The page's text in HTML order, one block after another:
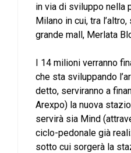
in via di sviluppo nella
Milano in cui, tra
grande mall, Merlata
I 14 milioni verranno
che sta sviluppando
detto, serviranno a
Arexpo) la nuova
servirà sia Mind
ciclo-pedonale già
sotto cui sorgerà la